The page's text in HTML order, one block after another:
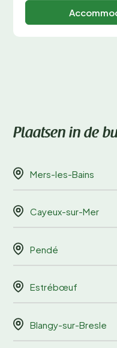
Plaatsen in de
Mers-les-Bains
Cayeux-sur-Mer
Pendé
Estrébœuf
Blangy-sur-Bresle